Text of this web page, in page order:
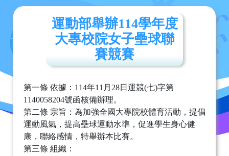
運動部舉辦114學年度
大專校院女子壘球聯
賽競賽
第一條 依據：114年11月28日運競(七)字第
1140058204號函核備辦理。
第二條 宗旨：為加強全國大專院校體育活動，提倡
運動風氣，提高壘球運動水準，促進學生身心健
康，聯絡感情，特舉辦本比賽。
第三條 組織：